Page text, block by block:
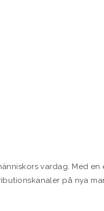
vardag. Med
på nya